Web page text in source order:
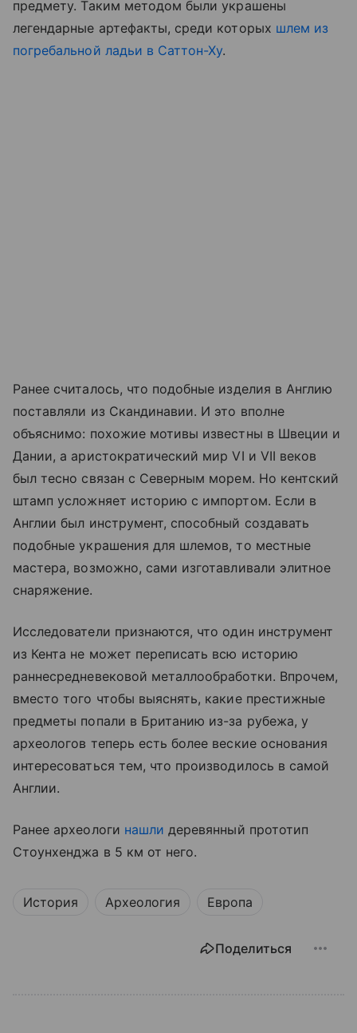
предмету. Таким методом были украшены
легендарные артефакты, среди которых шлем из
погребальной ладьи в Саттон-Ху.
Ранее считалось, что подобные изделия в Англию
поставляли из Скандинавии. И это вполне
объяснимо: похожие мотивы известны в Швеции и
Дании, а аристократический мир VI и VII веков
был тесно связан с Северным морем. Но кентский
штамп усложняет историю с импортом. Если в
Англии был инструмент, способный создавать
подобные украшения для шлемов, то местные
мастера, возможно, сами изготавливали элитное
снаряжение.
Исследователи признаются, что один инструмент
из Кента не может переписать всю историю
раннесредневековой металлообработки. Впрочем,
вместо того чтобы выяснять, какие престижные
предметы попали в Британию из-за рубежа, у
археологов теперь есть более веские основания
интересоваться тем, что производилось в самой
Англии.
Ранее археологи нашли деревянный прототип
Стоунхенджа в 5 км от него.
История Археология Европа
Поделиться